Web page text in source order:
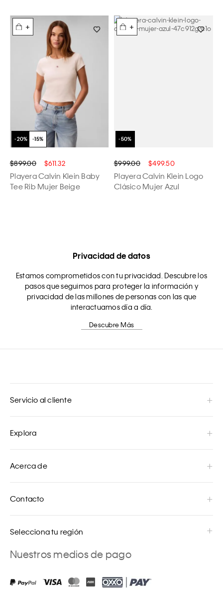
+
$899.00 $611.32
Playera Calvin Klein Baby
Tee Rib Mujer Beige
+
$999.00 $499.50
Playera Calvin Klein Logo
Clásico Mujer Azul
Privacidad de datos
Estamos comprometidos con tu privacidad. Descubre los
pasos que seguimos para proteger la información y
privacidad de las millones de personas con las que
interactuamos día a día.
Descubre Más
Servicio al cliente
Explora
Acerca de
Contacto
Selecciona tu región
Nuestros medios de pago